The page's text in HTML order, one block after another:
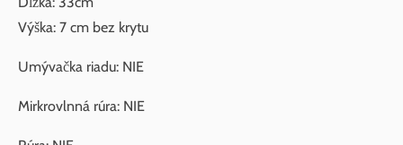
Výška: 7 cm bez krytu
Umývačka riadu: NIE
Mirkrovlnná rúra: NIE